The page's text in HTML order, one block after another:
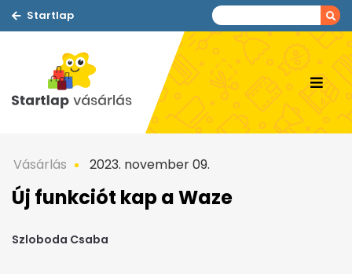
Startlap
Vásárlás 2023. november 09.
Új funkciót kap a Waze
Szloboda Csaba